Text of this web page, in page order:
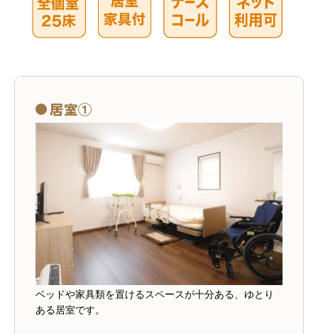
居室①
ベッドや家具類を置けるスペースが十分ある、ゆとり
ある居室です。